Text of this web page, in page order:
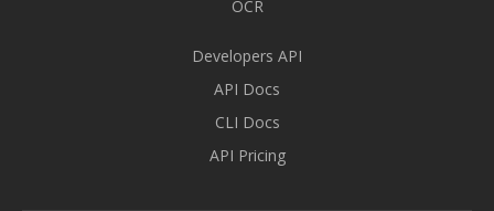
OCR
Developers API
API Docs
CLI Docs
API Pricing